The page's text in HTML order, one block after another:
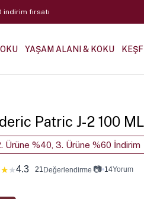
indirim fırsatı
YAŞAM ALANI & KOKU
Patric J-2 100
Ürüne %40, 3. Ürüne %60 İndirim
★★4.3 21 Değerlendirme 📷•14Yorum